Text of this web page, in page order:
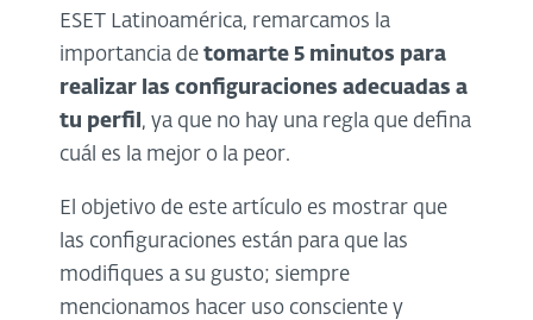
ESET Latinoamérica, remarcamos la
importancia de tomarte 5 minutos para
realizar las configuraciones adecuadas a
tu perfil , ya que no hay una regla que defina
cuál es la mejor o la peor.
El objetivo de este artículo es mostrar que
las configuraciones están para que las
modifiques a su gusto; siempre
mencionamos hacer uso consciente y